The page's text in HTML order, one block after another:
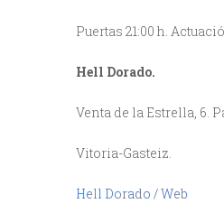
Puertas 21:00 h.
Hell Dorado.
Venta de la Estrella, 6.
Vitoria-Gasteiz.
Hell Dorado / Web